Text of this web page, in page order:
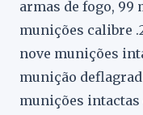
armas de fogo, 99
munições calibre
nove munições
munição
munições intactas